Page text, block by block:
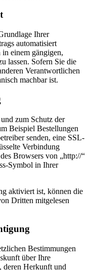
Ihrer
automatisiert
einem gängigen,
lassen. Sofern Sie die
Verantwortlichen
machbar ist.
zum Schutz der
Beispiel Bestellungen
senden, eine SSL-
Verbindung
Browsers von „http://“
Symbol in Ihrer
aktiviert ist, können die
Dritten mitgelesen
Bestimmungen
über Ihre
deren Herkunft und